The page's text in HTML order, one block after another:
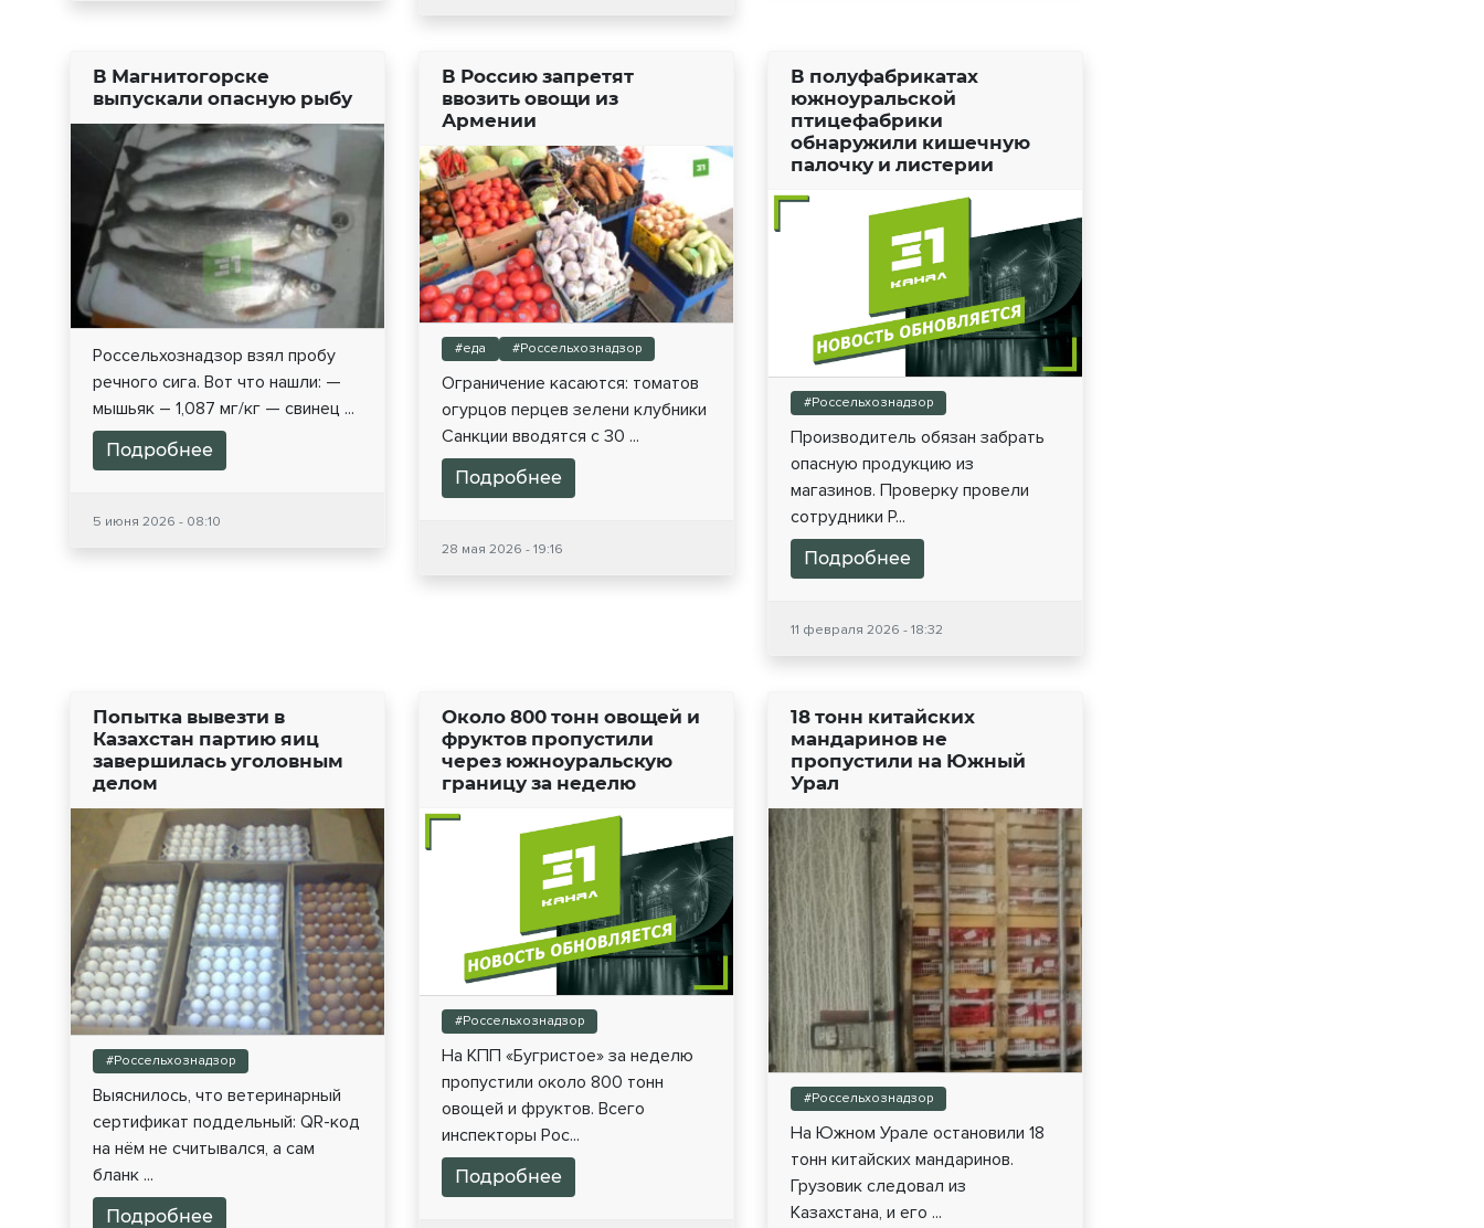
В Магнитогорске
выпускали опасную рыбу
Россельхознадзор взял пробу
речного сига. Вот что нашли: —
мышьяк – 1,087 мг/кг — свинец ...
Подробнее
5 июня 2026 - 08:10
В Россию запретят
ввозить овощи из
Армении
#еда #Россельхознадзор
Ограничение касаются: томатов
огурцов перцев зелени клубники
Санкции вводятся с 30 ...
Подробнее
28 мая 2026 - 19:16
В полуфабрикатах
южноуральской
птицефабрики
обнаружили кишечную
палочку и листерии
#Россельхознадзор
Производитель обязан забрать
опасную продукцию из
магазинов. Проверку провели
сотрудники Р...
Подробнее
11 февраля 2026 - 18:32
Попытка вывезти в
Казахстан партию яиц
завершилась уголовным
делом
#Россельхознадзор
Выяснилось, что ветеринарный
сертификат поддельный: QR-код
на нём не считывался, а сам
бланк ...
Подробнее
Около 800 тонн овощей и
фруктов пропустили
через южноуральскую
границу за неделю
#Россельхознадзор
На КПП «Бугристое» за неделю
пропустили около 800 тонн
овощей и фруктов. Всего
инспекторы Рос...
Подробнее
18 тонн китайских
мандаринов не
пропустили на Южный
Урал
#Россельхознадзор
На Южном Урале остановили 18
тонн китайских мандаринов.
Грузовик следовал из
Казахстана, и его ...